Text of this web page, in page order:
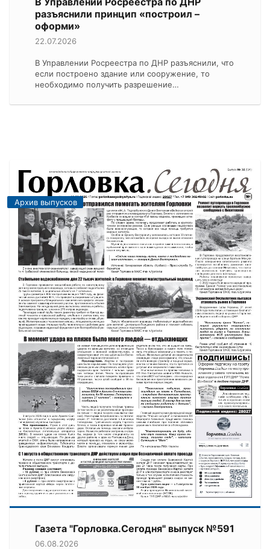
разъяснили принцип «построил –
оформи»
22.07.2026
В Управлении Росреестра по ДНР разъяснили, что
если построено здание или сооружение, то
необходимо получить разрешение…
Архив выпусков
Газета "Горловка.Сегодня" выпуск №591
06.08.2026